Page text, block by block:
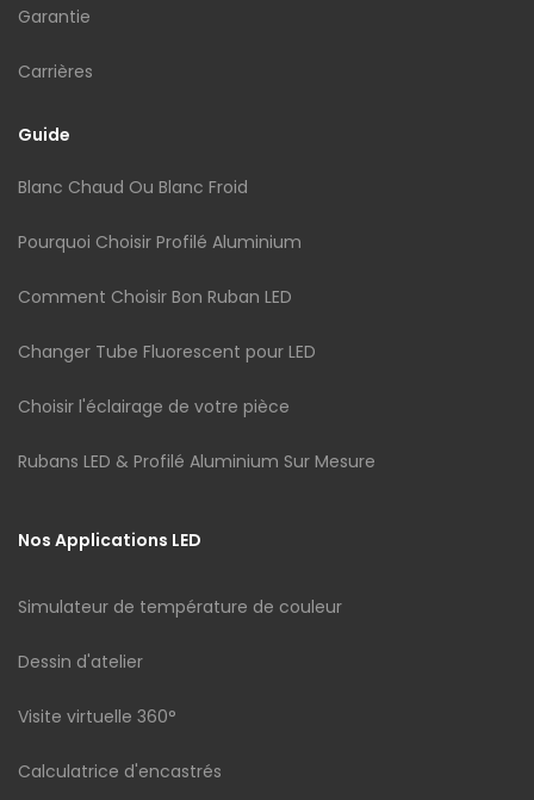
Garantie
Carrières
Guide
Blanc Chaud Ou Blanc Froid
Pourquoi Choisir Profilé Aluminium
Comment Choisir Bon Ruban LED
Changer Tube Fluorescent pour LED
Choisir l'éclairage de votre pièce
Rubans LED & Profilé Aluminium Sur Mesure
Nos Applications LED
Simulateur de température de couleur
Dessin d'atelier
Visite virtuelle 360°
Calculatrice d'encastrés